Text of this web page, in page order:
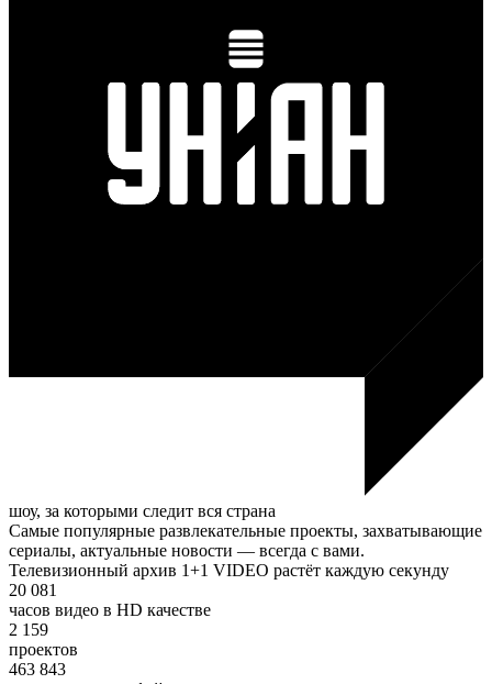
шоу, за которыми следит вся страна
Самые популярные развлекательные проекты, захватывающие
сериалы, актуальные новости — всегда с вами.
Телевизионный архив 1+1 VIDEO растёт каждую секунду
20 081
часов видео в HD качестве
2 159
проектов
463 843